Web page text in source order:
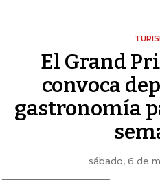
El Grand
convoca
gastronomía
sábado, 6 de